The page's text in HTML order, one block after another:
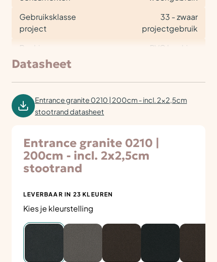
Gebruiksklasse
project
33 - zwaar
projectgebruik
Backing
PVC backing
Datasheet
Entrance granite 0210 | 200cm - incl. 2x2,5cm
stootrand datasheet
Entrance granite 0210 |
200cm - incl. 2x2,5cm
stootrand
LEVERBAAR IN 23 KLEUREN
Kies je kleurstelling